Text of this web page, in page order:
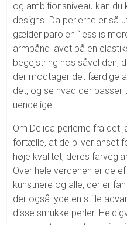
og ambitionsniveau kan du
designs. Da perlerne er så
gælder parolen “less is
armbånd lavet på en
begejstring hos såvel den,
der modtager det færdige
det, og se hvad der passer
uendelige.
Om Delica perlerne fra det
fortælle, at de bliver anset
høje kvalitet, deres
Over hele verdenen er de
kunstnere og alle, der er
der også lyde en stille
disse smukke perler.